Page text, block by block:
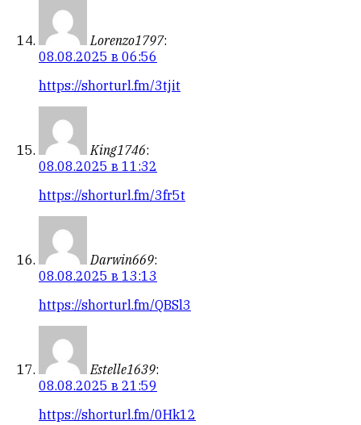
Lorenzo1797:
08.08.2025 в 06:56
https://shorturl.fm/3tjit
King1746:
08.08.2025 в 11:32
https://shorturl.fm/3fr5t
Darwin669:
08.08.2025 в 13:13
https://shorturl.fm/QBSl3
Estelle1639:
08.08.2025 в 21:59
https://shorturl.fm/0Hk12